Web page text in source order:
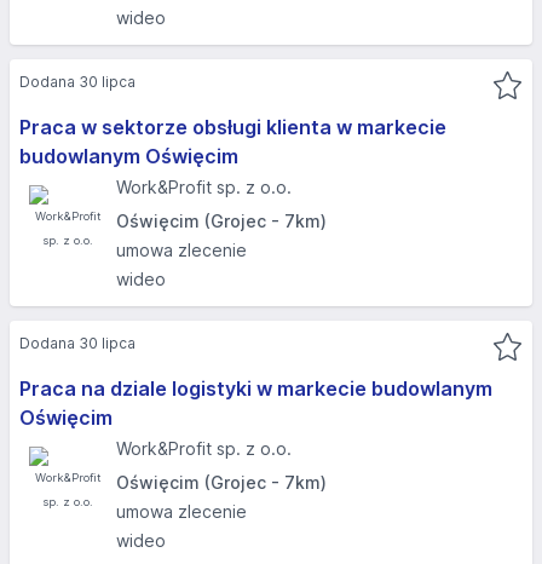
wideo
Praca w sektorze obsługi klienta w markecie
budowlanym Oświęcim
Work&Profit sp. z o.o.
Oświęcim (Grojec - 7km)
umowa zlecenie
wideo
Dodana 30 lipca
Praca na dziale logistyki w markecie budowlanym
Oświęcim
Work&Profit sp. z o.o.
Oświęcim (Grojec - 7km)
umowa zlecenie
wideo
Dodana 30 lipca